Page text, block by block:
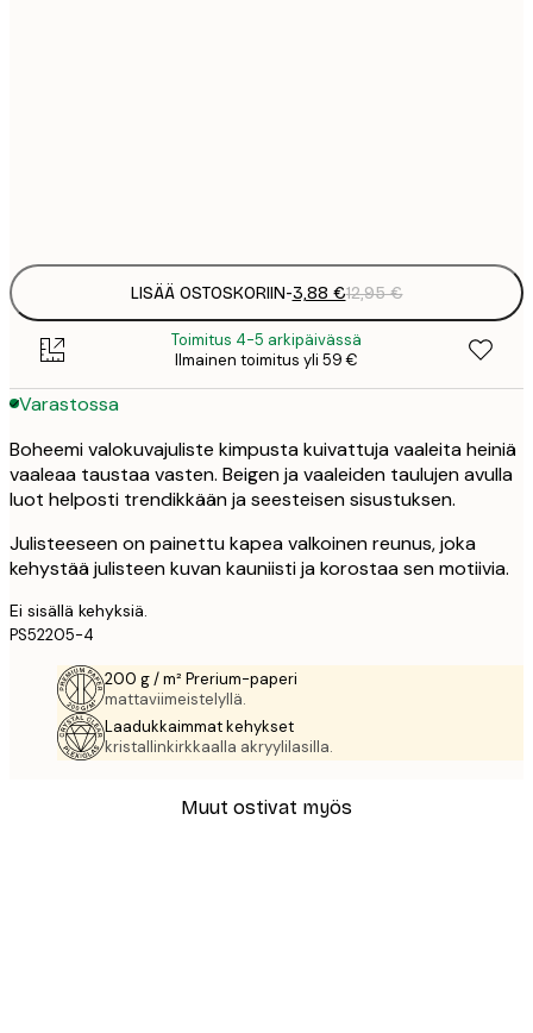
LISÄÄ OSTOSKORIIN-3,88 €12,95 €
Toimitus 4-5 arkipäivässä
Ilmainen toimitus yli 59 €
Varastossa
Boheemi valokuvajuliste kimpusta kuivattuja vaaleita heiniä
vaaleaa taustaa vasten. Beigen ja vaaleiden taulujen avulla
luot helposti trendikkään ja seesteisen sisustuksen.
Julisteeseen on painettu kapea valkoinen reunus, joka
kehystää julisteen kuvan kauniisti ja korostaa sen motiivia.
Ei sisällä kehyksiä.
PS52205-4
200 g / m² Prerium-paperi
mattaviimeistelyllä.
Laadukkaimmat kehykset
kristallinkirkkaalla akryylilasilla.
Muut ostivat myös